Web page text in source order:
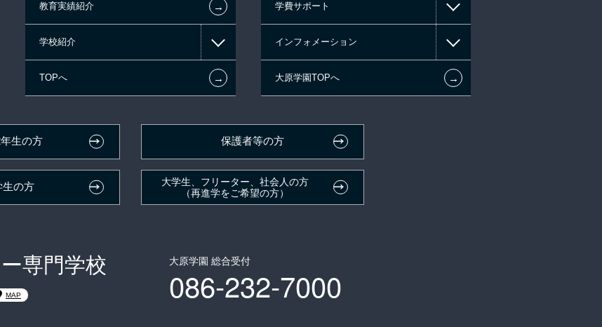
教育実績紹介 ← 学費サポート
学校紹介 インフォメーション
TOPへ ← 大原学園TOPへ ←
生の方 保護者等の方
生の方
大学生、フリーター、社会人の方
（再進学をご希望の方）
専門学校
MAP
大原学園 総合受付
086-232-7000